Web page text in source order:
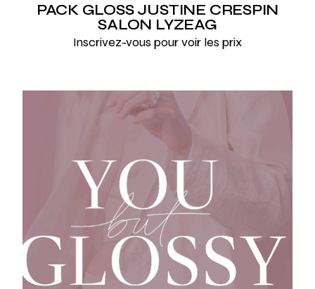
PACK GLOSS JUSTINE CRESPIN
SALON LYZEAG
Inscrivez-vous pour voir les prix